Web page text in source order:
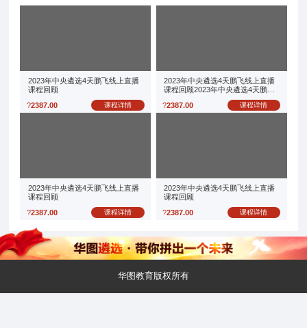
2023年中央遴选4天鹏飞线上直播
课程回顾
?2387.00 课程详情
2023年中央遴选4天鹏飞线上直播
课程回顾2023年中央遴选4天鹏飞
?2387.00 课程详情
2023年中央遴选4天鹏飞线上直播
课程回顾
?2387.00 课程详情
2023年中央遴选4天鹏飞线上直播
课程回顾
?2387.00 课程详情
华图教育版权所有